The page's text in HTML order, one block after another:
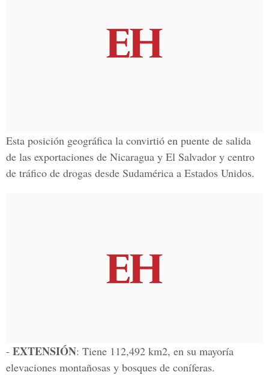
Esta posición geográfica la convirtió en puente de salida
de las exportaciones de Nicaragua y El Salvador y centro
de tráfico de drogas desde Sudamérica a Estados Unidos.
- EXTENSIÓN: Tiene 112,492 km2, en su mayoría
elevaciones montañosas y bosques de coníferas.